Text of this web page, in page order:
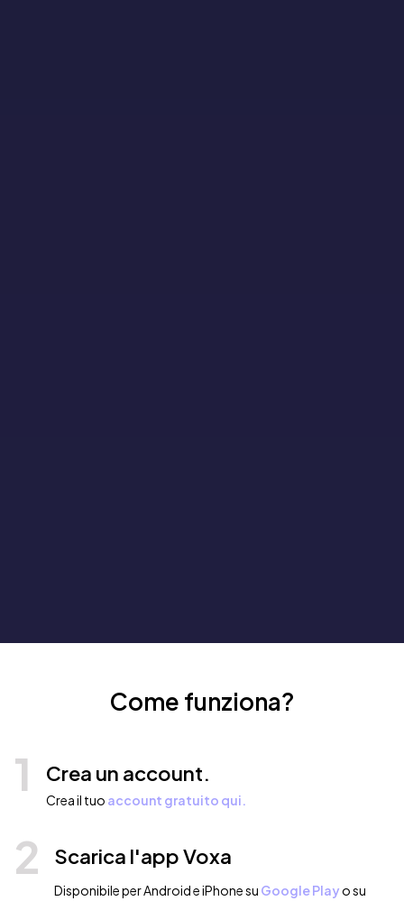
Come funziona?
1 Crea un account.
Crea il tuo account gratuito qui.
2 Scarica l'app Voxa
Disponibile per Android e iPhone su Google Playo su